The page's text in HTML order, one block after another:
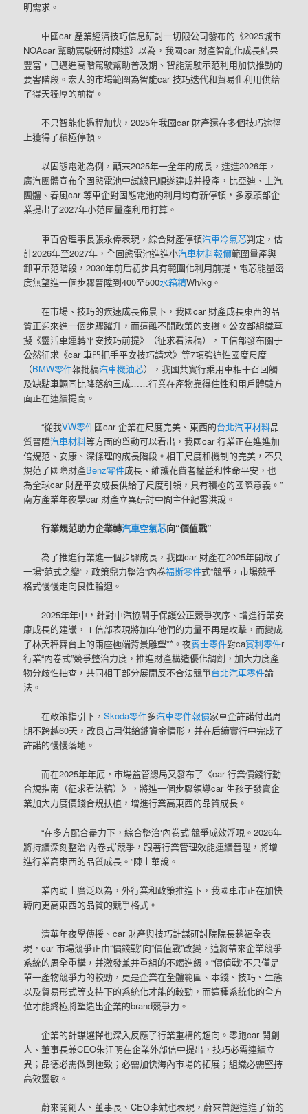
明需求。
中國car 產業經濟技巧信息研討一切限公司發布的《2025城市
NOAcar 幫助駕駛研討陳述》以為，我國car 財產智能化成長結果
豐富，已邁進高階駕駛幫助普及期、智能駕駛示范利用加快推動的
要害階段。宏大的市場範圍為智能car 技巧迭代和貿易化利用供給
了得天獨厚的前提。
不只智能化過程加快，2025年我國car 財產還在多個技巧途徑
上獲得了積極停頓。
以固態電池為例，顛末2025年一全年的成長，進進2026年，
廣汽團體宣布全固態電池中試線已順遂建成并投產，比亞迪、上汽
團體、春風car 等車企對固態電池的利用均有新停頓，多家頭部企
業提出了2027年小范圍量產利用打算。
車百會理事長張永偉表現，綜合財產停頓汽車冷氣芯判定，估
計2026年至2027年，全固態電池進進小汽車材料報價範圍量產與
卸車示范階段，2030年前后初步具有範圍化利用前提，電芯能量密
度無望進一個步驟晉陞到400至500水箱精Wh/kg。
在市場、技巧的疾速成長佈景下，我國car 財產成長東西的品
質正迎來進一個步驟躍升，而這離不開政策的支撐。公安部組織草
擬《靈活車運轉平安技巧前提》（征求看法稿），工信部發布關于
公然征求《car 車門把手平安技巧請求》等7項強迫性國度尺度
（BMW零件報批稿汽車機油芯），我國共實行乘用車相干召回觸
及缺點車輛同比降落約三成……行業在產物靠得住性和用戶體驗方
面正在連續提高。
“從我VW零件國car 企業在尺度完美、東西的台北汽車材料品
質晉陞汽車材料等方面的舉動可以看出，我國car 行業正在進進加
倍規范、安康、深條理的成長階段。相干尺度和機制的完美，不只
規范了國際財產Benz零件成長、維護花費者權益和性命平安，也
為全球car 財產平安成長供給了尺度引領，具有積極的國際意義。”
南方產業年夜學car 財產立異研討中間主任紀雪洪說。
行業規范助力企業轉汽車空氣芯向“價值戰”
為了推進行業進一個步驟成長，我國car 財產在2025年開啟了
一場“范式之變”，政策鼎力整治“內卷福斯零件式”競爭，市場競爭
格式慢慢走向良性輪迴。
2025年年中，針對中汽協關于保護公正競爭次序、增進行業安
康成長的建議，工信部表現將加年他們的力量不再是攻擊，而變成
了林天秤舞台上的兩座極端背景雕塑**。夜賓士零件對ca賓利零件r
行業“內卷式”競爭整治力度，推進財產構造優化調劑，加大力度產
物分歧性抽查，共同相干部分展開反不合法競爭台北汽車零件論
法。
在政策指引下，Skoda零件多汽車零件報價家車企許諾付出周
期不跨越60天，改良占用供給鏈資金情形，并在后續實行中完成了
許諾的慢慢落地。
而在2025年年底，市場監管總局又發布了《car 行業價錢行動
合規指南（征求看法稿）》，將進一個步驟領導car 生孩子發賣企
業加大力度價錢合規扶植，增進行業高東西的品質成長。
“在多方配合盡力下，綜合整治‘內卷式’競爭成效浮現。2026年
將持續深刻整治‘內卷式’競爭，跟著行業管理效能連續晉陞，將增
進行業高東西的品質成長。”陳士華說。
業內助士廣泛以為，外行業和政策推進下，我國車市正在加快
轉向更高東西的品質的競爭格式。
清華年夜學傳授、car 財產與技巧計謀研討院院長趙福全表
現，car 市場競爭正由“價錢戰”向“價值戰”改變，這將帶來企業競爭
系統的周全重構，并激發兼并重組的不竭進級。“價值戰”不只僅是
單一產物競爭力的較勁，更是企業在全體範圍、本錢、技巧、生態
以及貿易形式等支持下的系統化才能的較勁，而這種系統化的全方
位才能終極將塑造出企業的brand競爭力。
企業的計謀選擇也深入反應了行業重構的趨向。零跑car 開創
人、董事長兼CEO朱江明在企業外部信中提出，技巧必需連續立
異；品德必需做到極致；必需加快海內市場的拓展；組織必需堅持
高效靈敏。
蔚來開創人、董事長、CEO李斌也表現，蔚來曾經進進了新的